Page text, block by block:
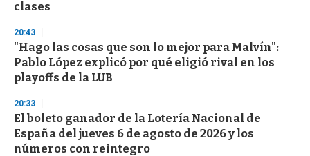
clases
20:43
"Hago las cosas que son lo mejor para Malvín":
Pablo López explicó por qué eligió rival en los
playoffs de la LUB
20:33
El boleto ganador de la Lotería Nacional de
España del jueves 6 de agosto de 2026 y los
números con reintegro